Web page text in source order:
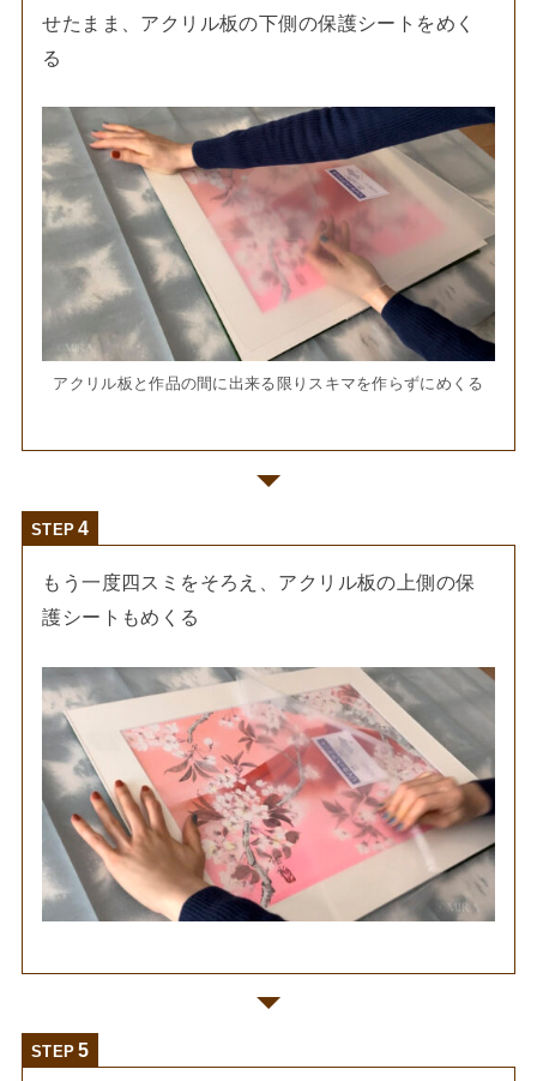
せたまま、アクリル板の下側の保護シートをめく
る
アクリル板と作品の間に出来る限りスキマを作らずにめくる
STEP
もう一度四スミをそろえ、アクリル板の上側の保
護シートもめくる
STEP